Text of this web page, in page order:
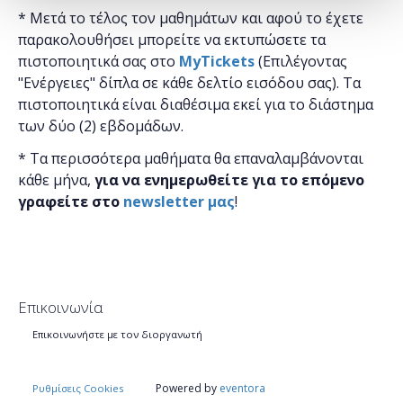
* Μετά το τέλος τον μαθημάτων και αφού το έχετε
παρακολουθήσει μπορείτε να εκτυπώσετε τα
πιστοποιητικά ​σας στο MyTickets(Επιλέγοντας
"Ενέργειες" δίπλα σε κάθε δελτίο εισόδου σας). Τα
πιστοποιητικά είναι διαθέσιμα εκεί για το διάστημα
των δύο (2) εβδομάδων.
* Τα περισσότερα μαθήματα θα επαναλαμβάνονται
κάθε μήνα, για να ενημερωθείτε για το επόμενο
γραφείτε στο newsletter μας!
Επικοινωνία
Επικοινωνήστε με τον διοργανωτή
Powered by eventora
Ρυθμίσεις Cookies